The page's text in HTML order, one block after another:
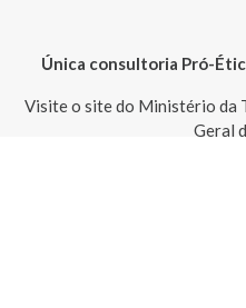
Única consultoria Pró-
Visite o site do Ministério da
Geral